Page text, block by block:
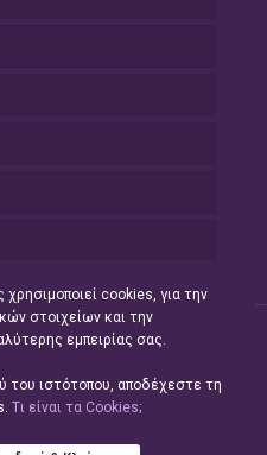
Hellas Press Media
cookies, για την
στοιχείων και την
εμπειρίας σας.
του ιστότοπου, αποδέχεστε τη
Tι είναι τα Cookies;